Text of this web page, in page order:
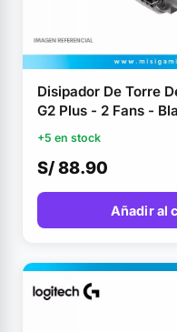
Disipador De Torre
G2 Plus - 2 Fans -
+5 en stock
S/ 88.90
Añadir al